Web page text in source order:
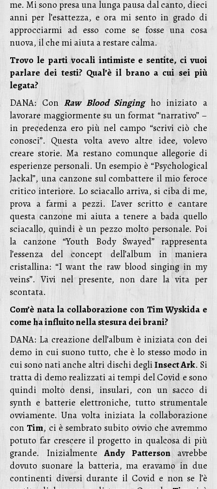
me. Mi sono presa una lunga pausa dal canto, dieci
anni per l’esattezza, e ora mi sento in grado di
approcciarmi ad esso come se fosse una cosa
nuova, il che mi aiuta a restare calma.
Trovo le parti vocali intimiste e sentite, ci vuoi
parlare dei testi? Qual’è il brano a cui sei più
legata?
DANA: Con Raw Blood Singingho iniziato a
lavorare maggiormente su un format “narrativo” –
in precedenza ero più nel campo “scrivi ciò che
conosci”. Questa volta avevo altre idee, volevo
creare storie. Ma restano comunque allegorie di
esperienze personali. Un esempio è “Psychological
Jackal”, una canzone sul combattere il mio feroce
critico interiore. Lo sciacallo arriva, si ciba di me,
prova a farmi a pezzi. L’aver scritto e cantare
questa canzone mi aiuta a tenere a bada quello
sciacallo, quindi è un pezzo molto personale. Poi
la canzone “Youth Body Swayed” rappresenta
l’essenza del concept dell’album in maniera
cristallina: “I want the raw blood singing in my
veins”. Vivi nel presente, non dare la vita per
scontata.
Com’è nata la collaborazione con Tim Wyskida e
come ha influito nella stesura dei brani?
DANA: La creazione dell’album è iniziata con dei
demo in cui suono tutto, che è lo stesso modo in
cui sono nati anche altri dischi degliInsect Ark. Si
tratta di demo realizzati ai tempi del Covid e sono
quindi molto densi, insulari, con un sacco di
synth e batterie elettroniche, tutto strumentale
ovviamente. Una volta iniziata la collaborazione
con Tim, ci è sembrato subito ovvio che avremmo
potuto far crescere il progetto in qualcosa di più
grande. InizialmenteAndy Pattersonavrebbe
dovuto suonare la batteria, ma eravamo in due
continenti diversi durante il Covid e non se l’è